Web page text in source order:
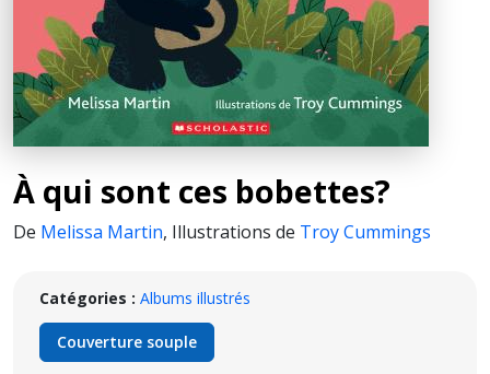
À qui sont ces bobettes?
De Melissa Martin, Illustrations de Troy Cummings
Catégories : Albums illustrés
Couverture souple